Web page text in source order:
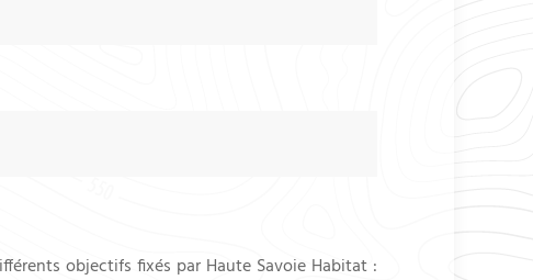
objectifs fixés par Haute Savoie Habitat :